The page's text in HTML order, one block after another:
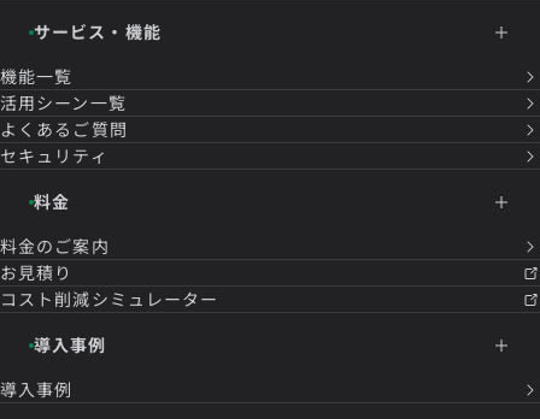
サービス・機能
機能一覧
活用シーン一覧
よくあるご質問
セキュリティ
料金
料金のご案内
お見積り
コスト削減シミュレーター
導入事例
導入事例